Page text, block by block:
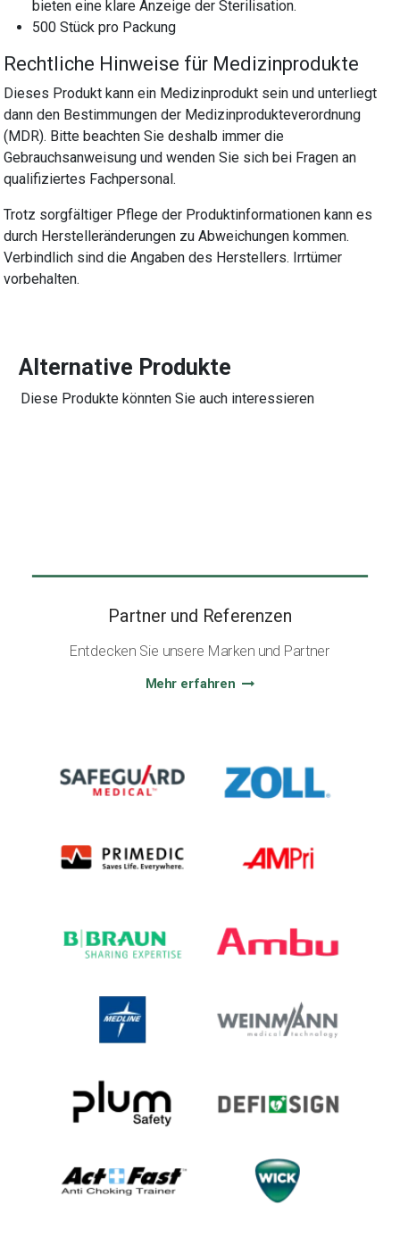
bieten eine klare Anzeige der Sterilisation.
500 Stück pro Packung
Rechtliche Hinweise für Medizinprodukte
Dieses Produkt kann ein Medizinprodukt sein und unterliegt
dann den Bestimmungen der Medizinprodukteverordnung
(MDR). Bitte beachten Sie deshalb immer die
Gebrauchsanweisung und wenden Sie sich bei Fragen an
qualifiziertes Fachpersonal.
Trotz sorgfältiger Pflege der Produktinformationen kann es
durch Herstelleränderungen zu Abweichungen kommen.
Verbindlich sind die Angaben des Herstellers. Irrtümer
vorbehalten.
Alternative Produkte
Diese Produkte könnten Sie auch interessieren
Partner und Referenzen
Entdecken Sie unsere Marken und Partner
Mehr erfahren